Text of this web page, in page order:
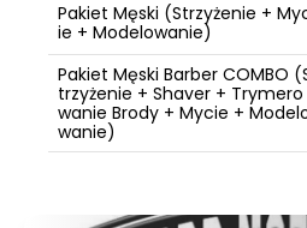
Pakiet Męski (Strzyżenie +
ie + Modelowanie)
Pakiet Męski Barber COMBO
trzyżenie + Shaver + Trymero
wanie Brody + Mycie +
wanie)